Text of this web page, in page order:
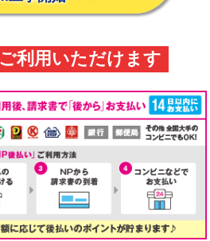
利用いただけます